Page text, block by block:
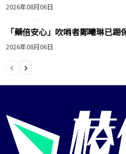
2026年08月06日
「藥倍安心」吹哨者鄭曦琳已
2026年08月06日